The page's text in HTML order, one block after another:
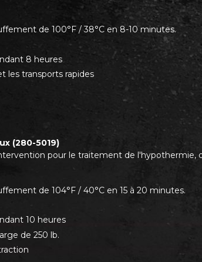
de 100°F / 38°C en 8-10 minutes.
8 heures
les transports rapides
(280-5019)
pour le traitement de l'hypothermie,
de 104°F / 40°C en 15 à 20 minutes.
10 heures
de 250 lb.